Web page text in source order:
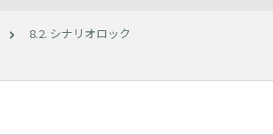
8.2. シナリオロック